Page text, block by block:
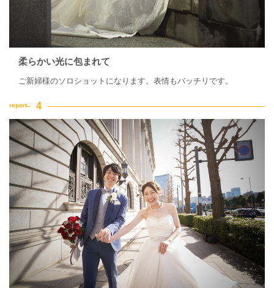
柔らかい光に包まれて
ご新婦様のソロショットになります。表情もバッチリです。